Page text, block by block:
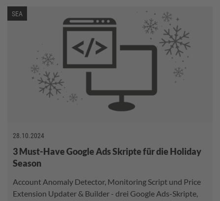
SEA
28.10.2024
3 Must-Have Google Ads Skripte für die Holiday
Season
Account Anomaly Detector, Monitoring Script und Price
Extension Updater & Builder - drei Google Ads-Skripte,